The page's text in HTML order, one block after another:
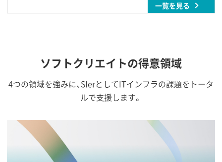
一覧を見る
ソフトクリエイトの得意領域
4つの領域を強みに、SIerとしてITインフラの課題をトータ
ルで支援します。